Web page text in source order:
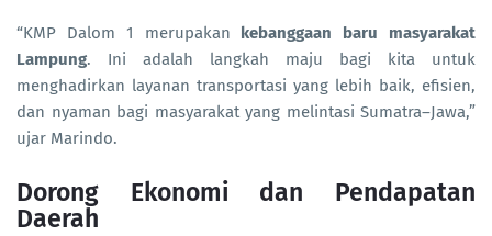
“KMP Dalom 1 merupakan
kebanggaan baru masyarakat
Lampung. Ini adalah langkah maju bagi kita untuk
menghadirkan layanan transportasi yang lebih baik, efisien,
dan nyaman bagi masyarakat yang melintasi Sumatra–Jawa,”
ujar Marindo.
Dorong Ekonomi dan Pendapatan
Daerah